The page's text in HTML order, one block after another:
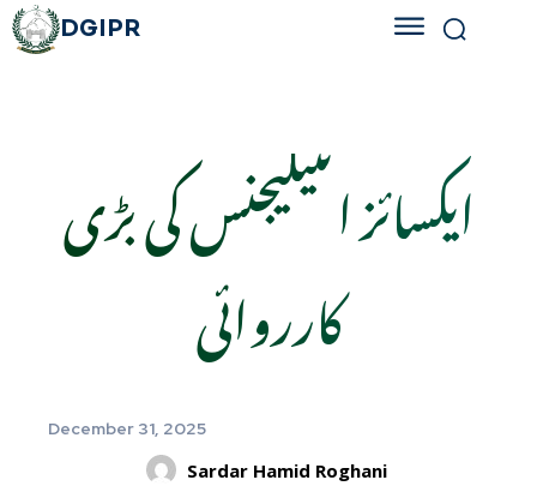
DGIPR
ایکسائز انٹیلیجنس کی بڑی
کارروائی
December 31, 2025
Sardar Hamid Roghani